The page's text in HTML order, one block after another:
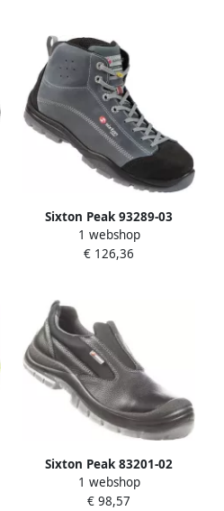
Sixton Peak 93289-03
Pasitos Hoog S3 ESD Grijs
Zwart 00.091.015.40
1 webshop
€ 126,36
Sixton Peak 83201-02
Lugano Laag + KN S3 |
Zwart Grijs | 11.091.071.47
1 webshop
€ 98,57